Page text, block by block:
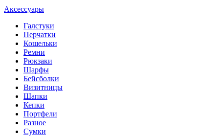
Аксессуары
Галстуки
Перчатки
Кошельки
Ремни
Рюкзаки
Шарфы
Бейсболки
Визитницы
Шапки
Кепки
Портфели
Разное
Сумки